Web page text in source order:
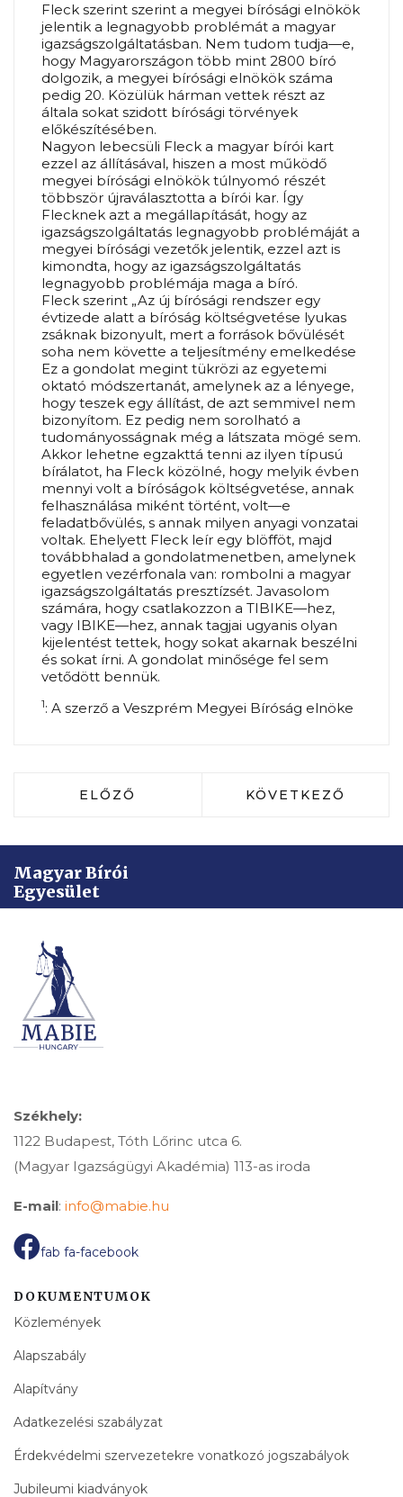
Fleck szerint szerint a megyei bírósági elnökök
jelentik a legnagyobb problémát a magyar
igazságszolgáltatásban. Nem tudom tudja—e,
hogy Magyarországon több mint 2800 bíró
dolgozik, a megyei bírósági elnökök száma
pedig 20. Közülük hárman vettek részt az
általa sokat szidott bírósági törvények
előkészítésében.
Nagyon lebecsüli Fleck a magyar bírói kart
ezzel az állításával, hiszen a most működő
megyei bírósági elnökök túlnyomó részét
többször újraválasztotta a bírói kar. Így
Flecknek azt a megállapítását, hogy az
igazságszolgáltatás legnagyobb problémáját a
megyei bírósági vezetők jelentik, ezzel azt is
kimondta, hogy az igazságszolgáltatás
legnagyobb problémája maga a bíró.
Fleck szerint „Az új bírósági rendszer egy
évtizede alatt a bíróság költségvetése lyukas
zsáknak bizonyult, mert a források bővülését
soha nem követte a teljesítmény emelkedése
Ez a gondolat megint tükrözi az egyetemi
oktató módszertanát, amelynek az a lényege,
hogy teszek egy állítást, de azt semmivel nem
bizonyítom. Ez pedig nem sorolható a
tudományosságnak még a látszata mögé sem.
Akkor lehetne egzakttá tenni az ilyen típusú
bírálatot, ha Fleck közölné, hogy melyik évben
mennyi volt a bíróságok költségvetése, annak
felhasználása miként történt, volt—e
feladatbővülés, s annak milyen anyagi vonzatai
voltak. Ehelyett Fleck leír egy blöfföt, majd
továbbhalad a gondolatmenetben, amelynek
egyetlen vezérfonala van: rombolni a magyar
igazságszolgáltatás presztízsét. Javasolom
számára, hogy csatlakozzon a TIBIKE—hez,
vagy IBIKE—hez, annak tagjai ugyanis olyan
kijelentést tettek, hogy sokat akarnak beszélni
és sokat írni. A gondolat minősége fel sem
vetődött bennük.
1: A szerző a Veszprém Megyei Bíróság elnöke
ELŐZŐ CIKK: DR. UTTÓ GYÖRGY: AZ
ELŐZŐ KÖVETKEZŐ CIKK:
KÖVETKEZŐ
Magyar Bírói
Egyesület
Székhely:
1122 Budapest, Tóth Lőrinc utca 6.
(Magyar Igazságügyi Akadémia) 113-as iroda
E-mail: info@mabie.hu
fab fa-facebook
DOKUMENTUMOK
Közlemények
Alapszabály
Alapítvány
Adatkezelési szabályzat
Érdekvédelmi szervezetekre vonatkozó jogszabályok
Jubileumi kiadványok